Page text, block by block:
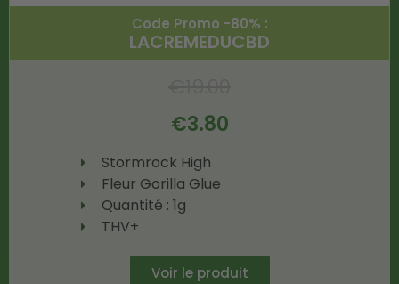
Code Promo -80% :
LACREMEDUCBD
€3.80
Stormrock High
Fleur Gorilla Glue
Quantité : 1g
THV+
Voir le produit